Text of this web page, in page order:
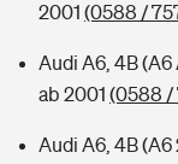
2001 (0588 /
Audi A6, 4B (A6
ab 2001 (0588 /
Audi A6, 4B (A6